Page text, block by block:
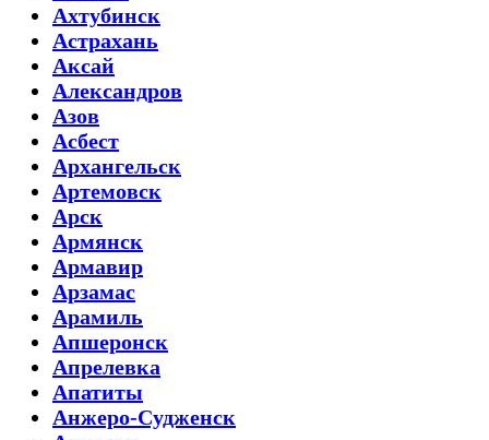
Ахтубинск
Астрахань
Аксай
Александров
Азов
Асбест
Архангельск
Артемовск
Арск
Армянск
Армавир
Арзамас
Арамиль
Апшеронск
Апрелевка
Апатиты
Анжеро-Судженск